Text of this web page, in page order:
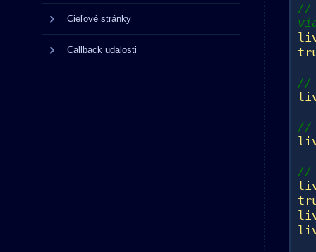
Cieľové stránky
Callback udalosti
//
//
//
//